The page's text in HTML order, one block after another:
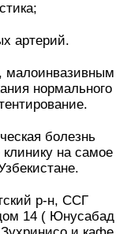
артерий.
малоинвазивным
нормального
болезнь
на самое
р-н, ССГ
14 ( Юнусабад